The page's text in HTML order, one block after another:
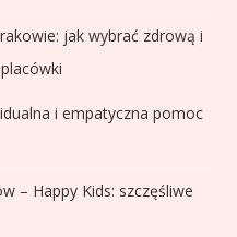
jak wybrać zdrową i
i empatyczna pomoc
– Happy Kids: szczęśliwe